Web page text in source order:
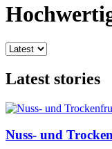
Latest stories
Nuss- und